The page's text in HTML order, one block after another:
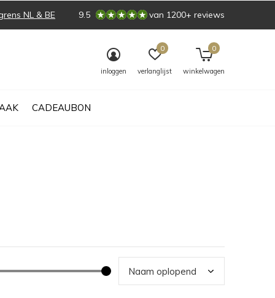
CADEAUBON
inloggen verlanglijst
0
winkelwagen
0
NL & BE 9.5 van 1200+ reviews